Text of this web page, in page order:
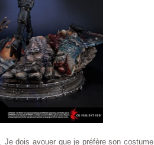
. Je dois avouer que je préfère son costume